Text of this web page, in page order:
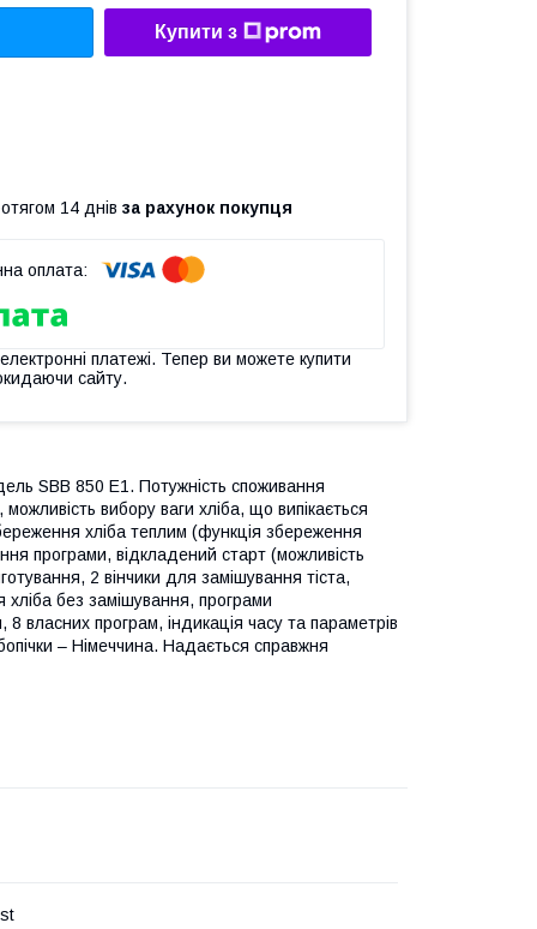
Купити з
14 днів за рахунок покупця
платежі. Тепер ви можете купити
сайту.
SBB 850 E1. Потужність споживання
вибору ваги хліба, що випікається
хліба теплим (функція збереження
програми, відкладений старт (можливість
2 вінчики для замішування тіста,
без замішування, програми
власних програм, індикація часу та параметрів
– Німеччина. Надається справжня